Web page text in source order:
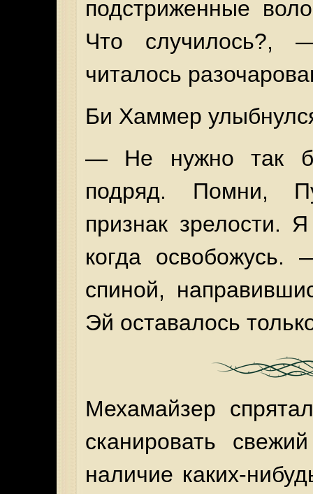
подстриженные
Что случилось?,
читалось
Би Хаммер
— Не нужно так
подряд. Помни,
признак зрелости.
когда
спиной,
Эй оставалось
Мехамайзер
сканировать
наличие каких-